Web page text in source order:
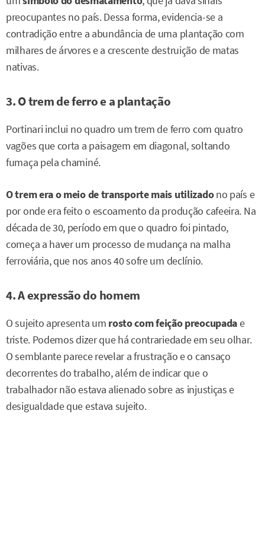
preocupantes no país. Dessa forma, evidencia-se a
contradição entre a abundância de uma plantação com
milhares de árvores e a crescente destruição de matas
nativas.
3. O trem de ferro e a plantação
Portinari inclui no quadro um trem de ferro com quatro
vagões que corta a paisagem em diagonal, soltando
fumaça pela chaminé.
O trem era o meio de transporte mais utilizadono país e
por onde era feito o escoamento da produção cafeeira. Na
década de 30, período em que o quadro foi pintado,
começa a haver um processo de mudança na malha
ferroviária, que nos anos 40 sofre um declínio.
4. A expressão do homem
O sujeito apresenta um rosto com feição preocupadae
triste. Podemos dizer que há contrariedade em seu olhar.
O semblante parece revelar a frustração e o cansaço
decorrentes do trabalho, além de indicar que o
trabalhador não estava alienado sobre as injustiças e
desigualdade que estava sujeito.